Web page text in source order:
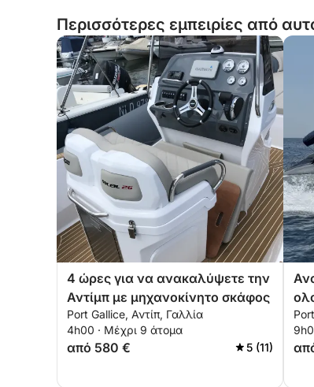
Περισσότερες εμπειρίες από
4 ώρες για να ανακαλύψετε την
Αντίμπ με μηχανοκίνητο σκάφος
Port Gallice, Αντίπ, Γαλλία
4h00 · Μέχρι 9 άτομα
από 580 € 5 (11)